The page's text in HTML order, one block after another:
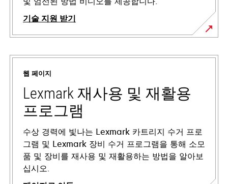
기술 지원 받기
새
탭
웹 페이지
Lexmark 재사용 및 재활용
프로그램
수상 경력에 빛나는 Lexmark 카트리지 수거 프로
그램 및 Lexmark 장비 수거 프로그램을 통해 소모
품 및 장비를 재사용 및 재활용하는 방법을 알아보
십시오.